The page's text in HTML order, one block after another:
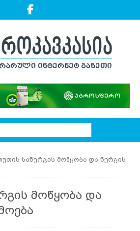
სანერგის მოწყობა და ნერგის
მოწყობა და